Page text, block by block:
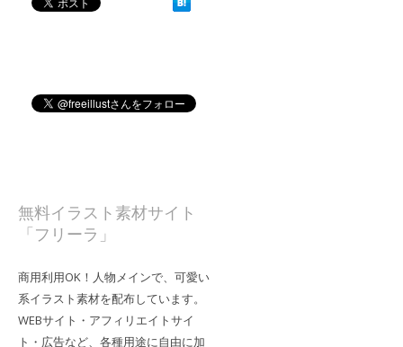
無料イラスト素材サイト
「フリーラ」
商用利用OK！人物メインで、可愛い
系イラスト素材を配布しています。
WEBサイト・アフィリエイトサイ
ト・広告など、各種用途に自由に加